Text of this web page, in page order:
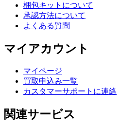
梱包キットについて
承認方法について
よくある質問
マイアカウント
マイページ
買取申込み一覧
カスタマーサポートに連絡
関連サービス